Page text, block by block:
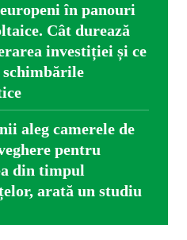
în panouri
Cât durează
investiției și ce
aleg camerele de
pentru
din timpul
arată un studiu